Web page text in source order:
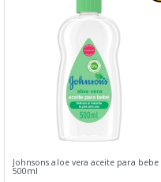
Johnsons aloe vera aceite para bebe
500ml